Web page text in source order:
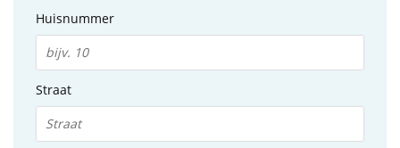
Huisnummer
Straat